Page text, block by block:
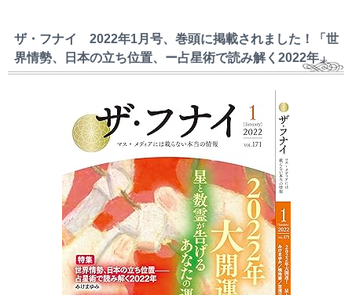
ザ・フナイ 2022年1月号、巻頭に掲載されました！「世
界情勢、日本の立ち位置、ー占星術で読み解く2022年」